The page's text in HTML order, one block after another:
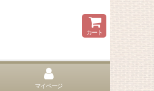
カート
マイページ